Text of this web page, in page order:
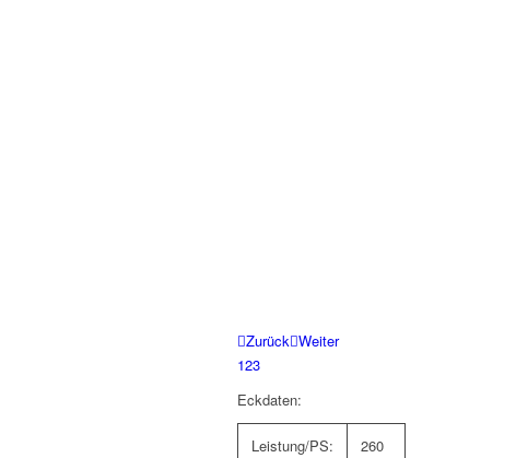
Zurück Weiter
123
Eckdaten:
Leistung/PS: 260